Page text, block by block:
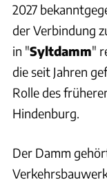
2027
der Verbindung
in "Syltdamm"
die seit Jahren
Rolle des
Hindenburg.
Der Damm